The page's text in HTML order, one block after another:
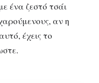
ένα ζεστό τσάι
αν η
έχεις το